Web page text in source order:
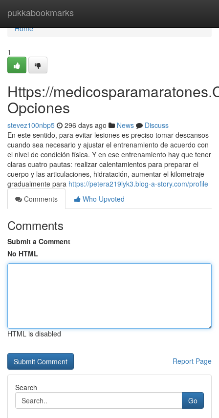
pukkabookmarks
Home
Home
1
Https://
Opciones
stevez100nbp5 296 days ago News
Discuss
En este sentido, para evitar lesiones es preciso tomar descansos
cuando sea necesario y ajustar el entrenamiento de acuerdo con
el nivel de condición física. Y en ese entrenamiento hay que tener
claras cuatro pautas: realizar calentamientos para preparar el
cuerpo y las articulaciones, hidratación, aumentar el kilometraje
gradualmente para https://petera219lyk3.blog-a-story.com/profile
Comments
Who Upvoted
Comments
Submit a Comment
No HTML
HTML is disabled
Report Page
Search
Go